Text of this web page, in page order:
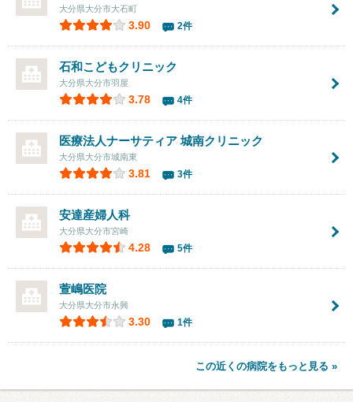
大分県大分市大石町
3.90 2件
石和こどもクリニック
大分県大分市羽屋
3.78 4件
医療法人ナーサティア 城南クリニック
大分県大分市城南東
3.81 3件
安達産婦人科
大分県大分市宮崎
4.28 5件
萱嶋医院
大分県大分市永興
3.30 1件
この近くの病院をもっと見る »